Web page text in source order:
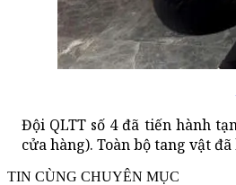
Đội QLTT số 4 đã tiến hành
cửa hàng). Toàn bộ tang vật
TIN CÙNG CHUYÊN MỤC